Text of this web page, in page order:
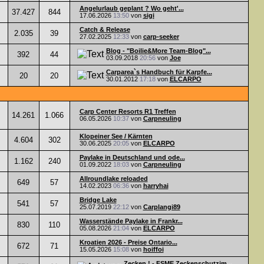
37.427 844
Angelurlaub geplant ? Wo geht'...
17.06.2026 13:50von sigi
2.035 39
Catch & Release
27.02.2025 12:33von carp-seeker
392 44
Blog - "Boilie&More Team-Blog"...
03.09.2018 20:56von Joe
20 20
Carparea`s Handbuch für Karpfe...
30.01.2012 17:18von ELCARPO
14.261 1.066
Carp Center Resorts R1 Treffen
06.05.2026 10:37von Carpneuling
4.604 302
Klopeiner See / Kärnten
30.06.2025 20:05von ELCARPO
1.162 240
Paylake in Deutschland und ode...
01.09.2022 18:03von Carpneuling
649 57
Allroundlake reloaded
14.02.2023 06:36von harryhai
541 57
Bridge Lake
25.07.2019 22:12von Carplangi89
830 110
Wasserstände Paylake in Frankr...
05.08.2026 21:04von ELCARPO
672 71
Kroatien 2026 - Preise Ontario...
15.05.2026 15:08von hoiffoi